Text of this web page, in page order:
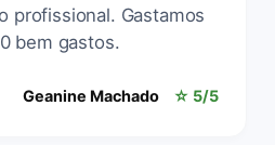
profissional. Gastamos
bem gastos.
Geanine Machado ☆ 5/5